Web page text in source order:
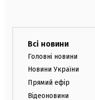
Всі новини
Головні новини
Новини України
Прямий ефір
Відеоновини